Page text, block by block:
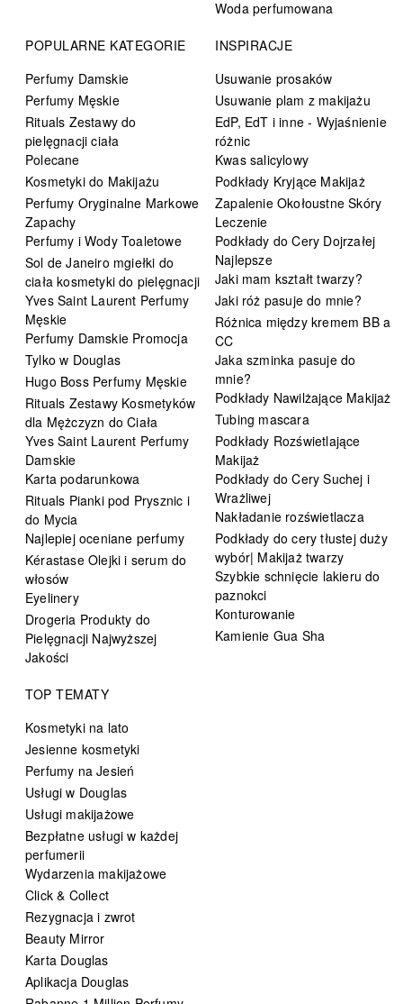
Woda perfumowana
POPULARNE KATEGORIE
Perfumy Damskie
Perfumy Męskie
Rituals Zestawy do
pielęgnacji ciała
Polecane
Kosmetyki do Makijażu
Perfumy Oryginalne Markowe
Zapachy
Perfumy i Wody Toaletowe
Sol de Janeiro mgiełki do
ciała kosmetyki do pielęgnacji
Yves Saint Laurent Perfumy
Męskie
Perfumy Damskie Promocja
Tylko w Douglas
Hugo Boss Perfumy Męskie
Rituals Zestawy Kosmetyków
dla Mężczyzn do Ciała
Yves Saint Laurent Perfumy
Damskie
Karta podarunkowa
Rituals Pianki pod Prysznic i
do Mycia
Najlepiej oceniane perfumy
Kérastase Olejki i serum do
włosów
Eyelinery
Drogeria Produkty do
Pielęgnacji Najwyższej
Jakości
INSPIRACJE
Usuwanie prosaków
Usuwanie plam z makijażu
EdP, EdT i inne - Wyjaśnienie
różnic
Kwas salicylowy
Podkłady Kryjące Makijaż
Zapalenie Okołoustne Skóry
Leczenie
Podkłady do Cery Dojrzałej
Najlepsze
Jaki mam kształt twarzy?
Jaki róż pasuje do mnie?
Różnica między kremem BB a
CC
Jaka szminka pasuje do
mnie?
Podkłady Nawilżające Makijaż
Tubing mascara
Podkłady Rozświetlające
Makijaż
Podkłady do Cery Suchej i
Wrażliwej
Nakładanie rozświetlacza
Podkłady do cery tłustej duży
wybór| Makijaż twarzy
Szybkie schnięcie lakieru do
paznokci
Konturowanie
Kamienie Gua Sha
TOP TEMATY
Kosmetyki na lato
Jesienne kosmetyki
Perfumy na Jesień
Usługi w Douglas
Usługi makijażowe
Bezpłatne usługi w każdej
perfumerii
Wydarzenia makijażowe
Click & Collect
Rezygnacja i zwrot
Beauty Mirror
Karta Douglas
Aplikacja Douglas